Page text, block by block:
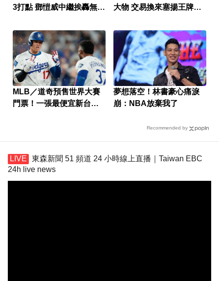
3打點 鄧愷威中繼挨轟無關
大物 交易換來塞揚王牌史
MLB／道奇預售世界大賽
門票！一張最便宜新台幣
夢想落空！林書豪心痛淚
崩：NBA放棄我了
Recommended by
東森新聞 51 頻道 24 小時線上直播｜Taiwan EBC
24h live news